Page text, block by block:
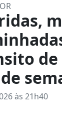
de
às 21h40